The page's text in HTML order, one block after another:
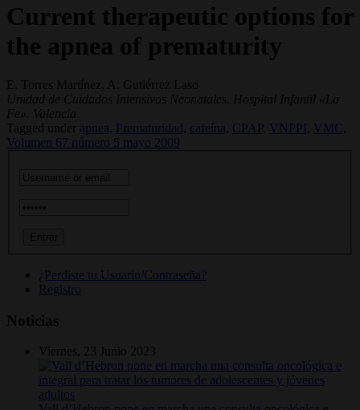
Current therapeutic options for
the apnea of prematurity
E. Torres Martínez, A. Gutiérrez Laso
Unidad de Cuidados Intensivos Neonatales. Hospital Infantil «La
Fe». Valencia
Tagged under
apnea, Prematuridad, cafeína, CPAP, VNPPI, VMC,
Volumen 67 número 5 mayo 2009
¿Perdiste tu Usuario/Contraseña?
Registro
Noticias
Viernes, 23 Junio 2023